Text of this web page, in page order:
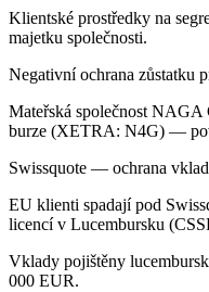
Klientské prostředky na
majetku společnosti.
Negativní ochrana zůstatku
Mateřská společnost
burze (XETRA: N4G) —
Swissquote — ochrana
EU klienti spadají pod
licencí v Lucembursku
Vklady pojištěny
000 EUR.